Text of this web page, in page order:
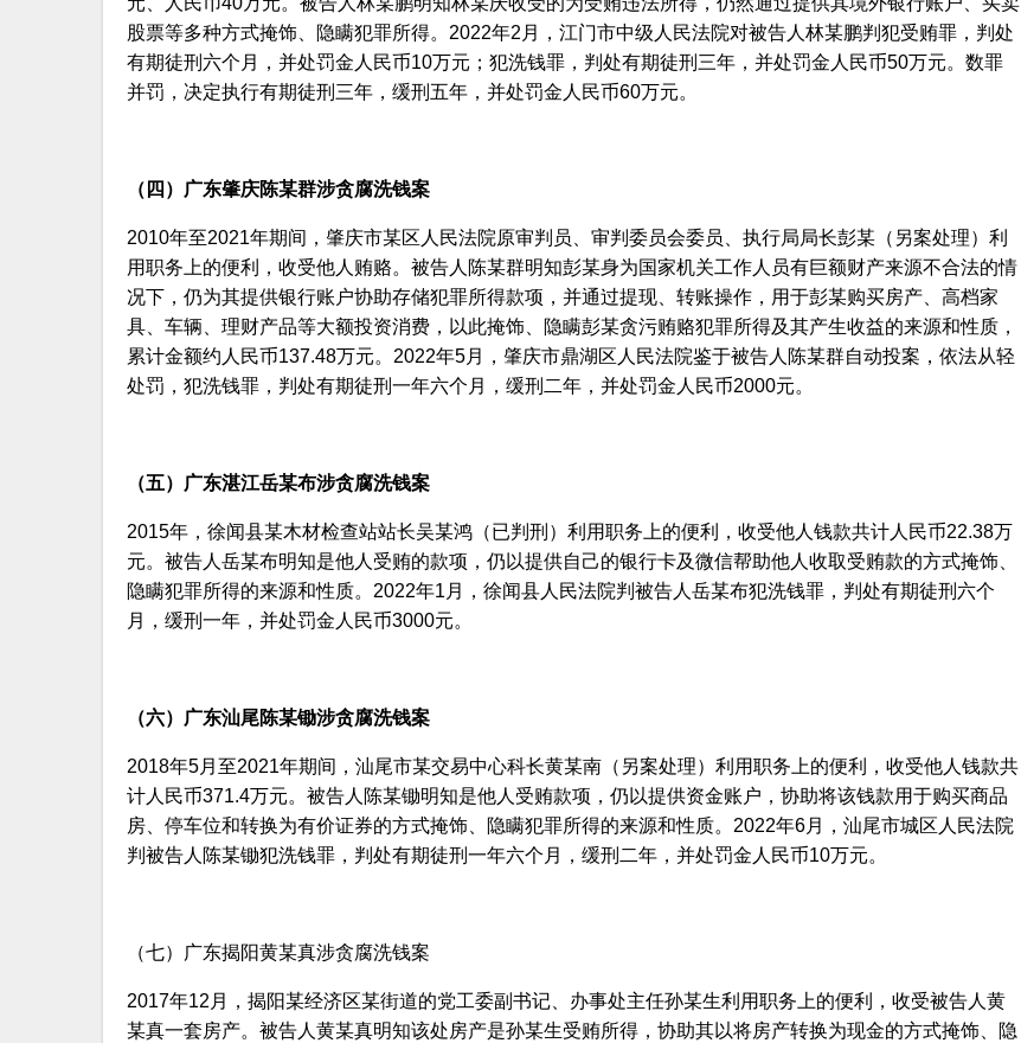
股票等多种方式掩饰、隐瞒犯罪所得。2022年2月，江门市中级人民法院对被告人林某鹏判犯受贿罪，判处
有期徒刑六个月，并处罚金人民币10万元；犯洗钱罪，判处有期徒刑三年，并处罚金人民币50万元。数罪
并罚，决定执行有期徒刑三年，缓刑五年，并处罚金人民币60万元。
（四）广东肇庆陈某群涉贪腐洗钱案
2010年至2021年期间，肇庆市某区人民法院原审判员、审判委员会委员、执行局局长彭某（另案处理）利
用职务上的便利，收受他人贿赂。被告人陈某群明知彭某身为国家机关工作人员有巨额财产来源不合法的情
况下，仍为其提供银行账户协助存储犯罪所得款项，并通过提现、转账操作，用于彭某购买房产、高档家
具、车辆、理财产品等大额投资消费，以此掩饰、隐瞒彭某贪污贿赂犯罪所得及其产生收益的来源和性质，
累计金额约人民币137.48万元。2022年5月，肇庆市鼎湖区人民法院鉴于被告人陈某群自动投案，依法从轻
处罚，犯洗钱罪，判处有期徒刑一年六个月，缓刑二年，并处罚金人民币2000元。
（五）广东湛江岳某布涉贪腐洗钱案
2015年，徐闻县某木材检查站站长吴某鸿（已判刑）利用职务上的便利，收受他人钱款共计人民币22.38万
元。被告人岳某布明知是他人受贿的款项，仍以提供自己的银行卡及微信帮助他人收取受贿款的方式掩饰、
隐瞒犯罪所得的来源和性质。2022年1月，徐闻县人民法院判被告人岳某布犯洗钱罪，判处有期徒刑六个
月，缓刑一年，并处罚金人民币3000元。
（六）广东汕尾陈某锄涉贪腐洗钱案
2018年5月至2021年期间，汕尾市某交易中心科长黄某南（另案处理）利用职务上的便利，收受他人钱款共
计人民币371.4万元。被告人陈某锄明知是他人受贿款项，仍以提供资金账户，协助将该钱款用于购买商品
房、停车位和转换为有价证券的方式掩饰、隐瞒犯罪所得的来源和性质。2022年6月，汕尾市城区人民法院
判被告人陈某锄犯洗钱罪，判处有期徒刑一年六个月，缓刑二年，并处罚金人民币10万元。
（七）广东揭阳黄某真涉贪腐洗钱案
2017年12月，揭阳某经济区某街道的党工委副书记、办事处主任孙某生利用职务上的便利，收受被告人黄
某真一套房产。被告人黄某真明知该处房产是孙某生受贿所得，协助其以将房产转换为现金的方式掩饰、隐